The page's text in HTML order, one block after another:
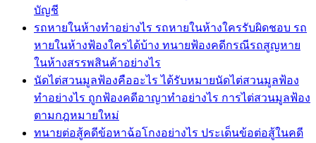
บัญชี
รถหายในห้างทำอย่างไร รถหายในห้างใครรับผิดชอบ รถ
หายในห้างฟ้องใครได้บ้าง ทนายฟ้องคดีกรณีรถสูญหาย
ในห้างสรรพสินค้าอย่างไร
นัดไต่สวนมูลฟ้องคืออะไร ได้รับหมายนัดไต่สวนมูลฟ้อง
ทำอย่างไร ถูกฟ้องคดีอาญาทำอย่างไร การไต่สวนมูลฟ้อง
ตามกฎหมายใหม่
ทนายต่อสู้คดีข้อหาฉ้อโกงอย่างไร ประเด็นข้อต่อสู้ในคดี